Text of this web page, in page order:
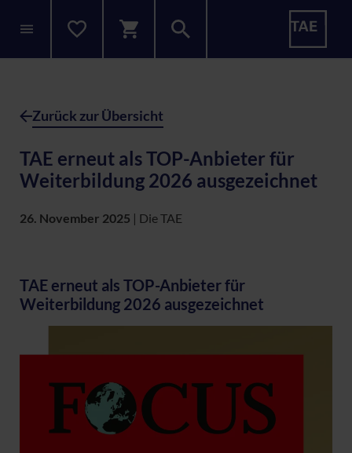
Zurück zur Übersicht
TAE erneut als TOP-Anbieter für
Weiterbildung 2026 ausgezeichnet
26. November 2025 | Die TAE
TAE erneut als TOP-Anbieter für
Weiterbildung 2026 ausgezeichnet